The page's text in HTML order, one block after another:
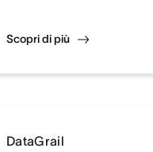
Scopri di più
DataGrail